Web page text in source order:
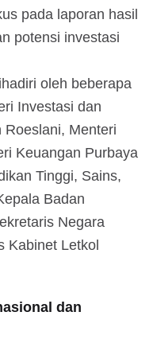
pada laporan hasil
potensi investasi
oleh beberapa
Investasi dan
Roeslani, Menteri
Keuangan Purbaya
Tinggi, Sains,
Badan
Negara
Kabinet Letkol
dan